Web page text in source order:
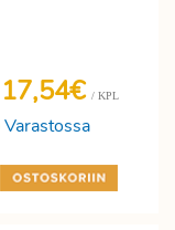
Varastossa
17,54€ / KPL